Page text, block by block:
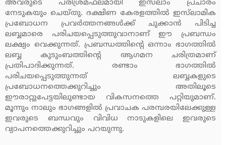
അവരുടെ പരിശ്രമഫലമായി ഇസ്‌ലാം പ്രചാരം
നേടുകയും ചെയ്തു. ദക്ഷിണ കേരളത്തില്‍ ഇസ്‌ലാമിക
പ്രബോധന പ്രവര്‍ത്തനങ്ങള്‍ക്ക് ചുക്കാന്‍ പിടിച്ച
ലബ്ബമാരെ പരിചയപ്പെടുത്തുവാനാണ് ഈ പ്രബന്ധം
ലക്ഷ്യം വെക്കുന്നത്. പ്രബന്ധത്തിന്റെ ഒന്നാം ഭാഗത്തില്‍
ലബ്ബ കുടുംബത്തിന്റെ ആഗമന ചരിത്രമാണ്
പ്രതിപാദിക്കുന്നത്. രണ്ടാം ഭാഗത്തില്‍
പരിചയപ്പെടുത്തുന്നത് ലബ്ബകളുടെ
പ്രബോധനത്തെക്കുറിച്ചും അതിലൂടെ
ഈരാറ്റുപേട്ടയിലുണ്ടായ വികസനത്തെ പറ്റിയുമാണ്.
മൂന്നും നാലും ഭാഗങ്ങളില്‍ പ്രവാചക പരമ്പരയിലേക്കുള്ള
ഇവരുടെ ബന്ധവും വിവിധ നാടുകളിലെ ഇവരുടെ
വ്യാപനത്തെക്കുറിച്ചും പറയുന്നു.